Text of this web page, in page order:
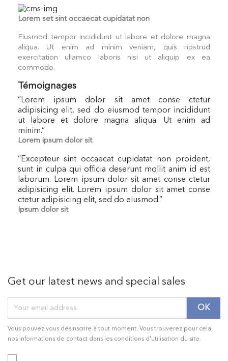
Lorem set sint occaecat cupidatat non
Eiusmod tempor incididunt ut labore et dolore magna
aliqua. Ut enim ad minim veniam, quis nostrud
exercitation ullamco laboris nisi ut aliquip ex ea
commodo.
Témoignages
“ Lorem ipsum dolor sit amet conse ctetur
adipisicing elit, sed do eiusmod tempor incididunt
ut labore et dolore magna aliqua. Ut enim ad
minim.”
Lorem ipsum dolor sit
“ Excepteur sint occaecat cupidatat non proident,
sunt in culpa qui officia deserunt mollit anim id est
laborum. Lorem ipsum dolor sit amet conse ctetur
adipisicing elit. Lorem ipsum dolor sit amet conse
ctetur adipisicing elit, sed do eiusmod.”
Ipsum dolor sit
Get our latest news and special sales
Vous pouvez vous désinscrire à tout moment. Vous trouverez pour cela
nos informations de contact dans les conditions d'utilisation du site.